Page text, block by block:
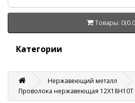
Товары:
Категории
Нержавеющий металл
Проволока нержавеющая 12Х18Н10Т